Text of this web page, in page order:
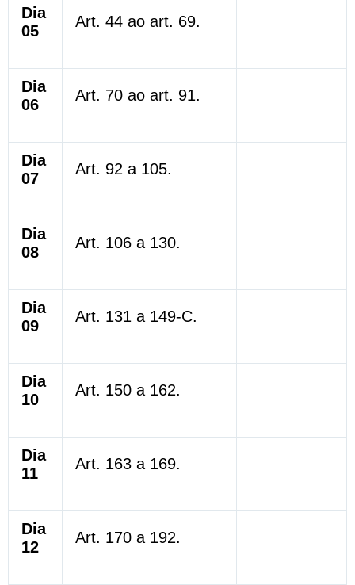
Dia
05
Art. 44 ao art. 69.
Dia
06
Art. 70 ao art. 91.
Dia
07
Art. 92 a 105.
Dia
08
Art. 106 a 130.
Dia
09
Art. 131 a 149-C.
Dia
10
Art. 150 a 162.
Dia
11
Art. 163 a 169.
Dia
12
Art. 170 a 192.